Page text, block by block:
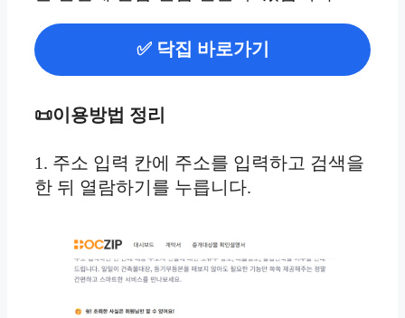
✅ 닥집 바로가기
📜이용방법 정리
1. 주소 입력 칸에 주소를 입력하고 검색을
한 뒤 열람하기를 누릅니다.